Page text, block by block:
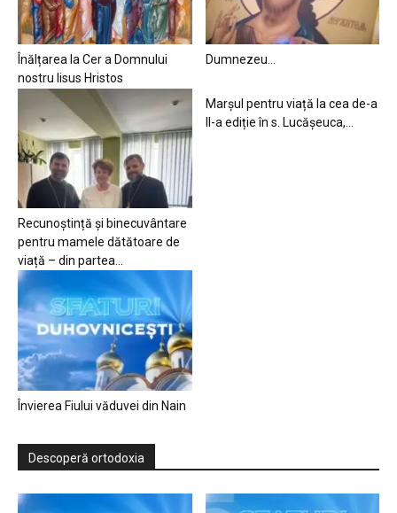
Înălțarea la Cer a Domnului
nostru Iisus Hristos
Dumnezeu…
Recunoștință și binecuvântare
pentru mamele dătătoare de
viață – din partea...
Marșul pentru viață la cea de-a
II-a ediție în s. Lucășeuca,...
Învierea Fiului văduvei din Nain
Descoperă ortodoxia